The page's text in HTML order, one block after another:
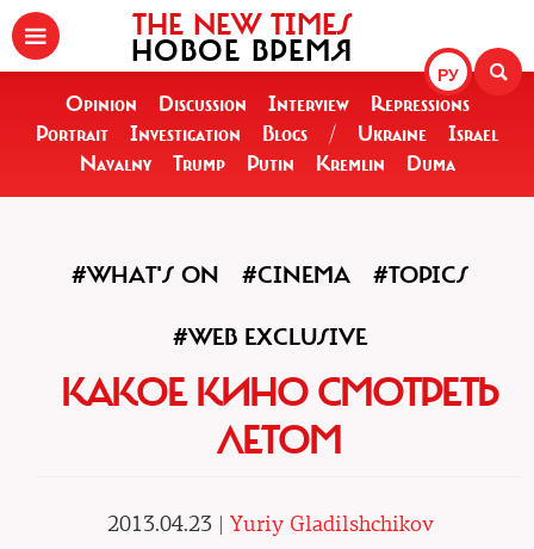
РУ
THE NEW TIMES
НОВОЕ ВРЕМЯ
Opinion Discussion Interview
Repressions
Portrait
Investigation Blogs / Ukraine
Israel
Navalny
Trump Putin Kremlin Duma
#WHAT'S ON #CINEMA #TOPICS
#WEB EXCLUSIVE
КАКОЕ КИНО СМОТРЕТЬ
ЛЕТОМ
2013.04.23 | Yuriy Gladilshchikov